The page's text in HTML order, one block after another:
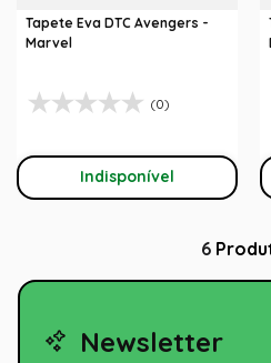
Tapete Eva DTC Avengers -
Marvel
(0)
Indisponível
6
Newsletter